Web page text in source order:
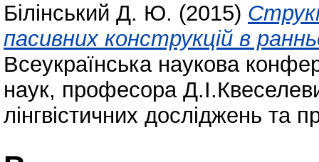
Білінський Д. Ю. (2015)
пасивних конструкцій в
Всеукраїнська наукова
наук, професора
лінгвістичних досліджень та